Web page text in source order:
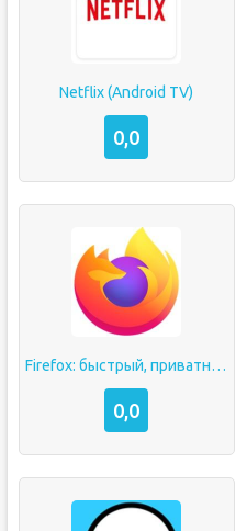
Netflix (Android TV)
0,0
Firefox: быстрый, приватный и безопасный браузер
0,0